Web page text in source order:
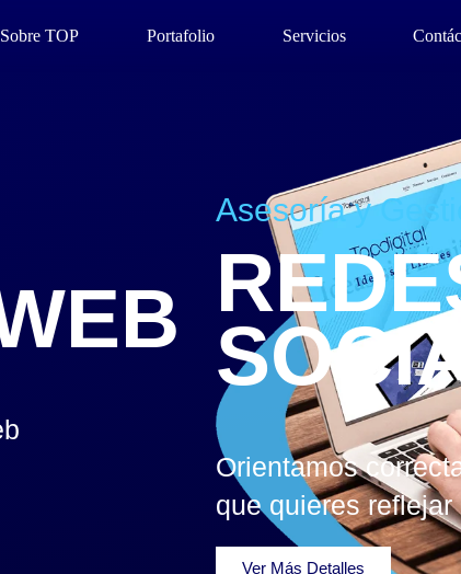
Sobre TOP Portafolio Servicios
Asesoría y
Orientamos
que quieres
Ver Más Detalles